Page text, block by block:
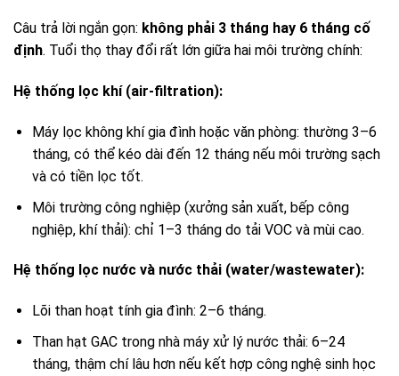
Câu trả lời ngắn gọn: không phải 3 tháng hay 6 tháng cố
định. Tuổi thọ thay đổi rất lớn giữa hai môi trường chính:
Hệ thống lọc khí (air-filtration):
Máy lọc không khí gia đình hoặc văn phòng: thường 3–6
tháng, có thể kéo dài đến 12 tháng nếu môi trường sạch
và có tiền lọc tốt.
Môi trường công nghiệp (xưởng sản xuất, bếp công
nghiệp, khí thải): chỉ 1–3 tháng do tải VOC và mùi cao.
Hệ thống lọc nước và nước thải (water/wastewater):
Lõi than hoạt tính gia đình: 2–6 tháng.
Than hạt GAC trong nhà máy xử lý nước thải: 6–24
tháng, thậm chí lâu hơn nếu kết hợp công nghệ sinh học